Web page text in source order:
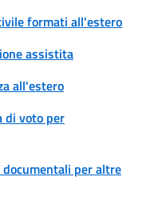
formati all'estero
assistita
all'estero
di voto per
per altre